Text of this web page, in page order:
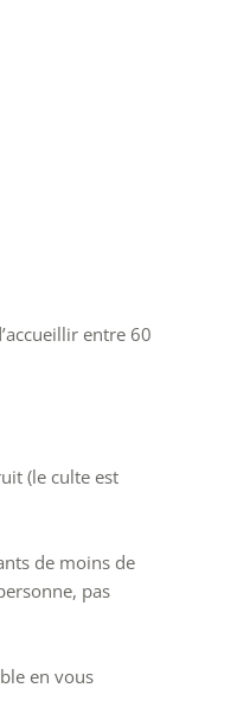
entre 60
(le culte est
de moins de
pas
en vous